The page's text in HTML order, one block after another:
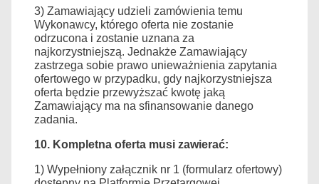
3) Zamawiający udzieli zamówienia temu
Wykonawcy, którego oferta nie zostanie
odrzucona i zostanie uznana za
najkorzystniejszą. Jednakże Zamawiający
zastrzega sobie prawo unieważnienia zapytania
ofertowego w przypadku, gdy najkorzystniejsza
oferta będzie przewyższać kwotę jaką
Zamawiający ma na sfinansowanie danego
zadania.
10. Kompletna oferta musi zawierać:
1) Wypełniony załącznik nr 1 (formularz ofertowy)